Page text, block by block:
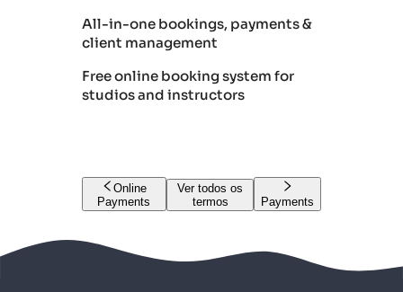
All-in-one bookings, payments &
client management
Free online booking system for
studios and instructors
Online
Payments
Ver todos os
termos
Payments